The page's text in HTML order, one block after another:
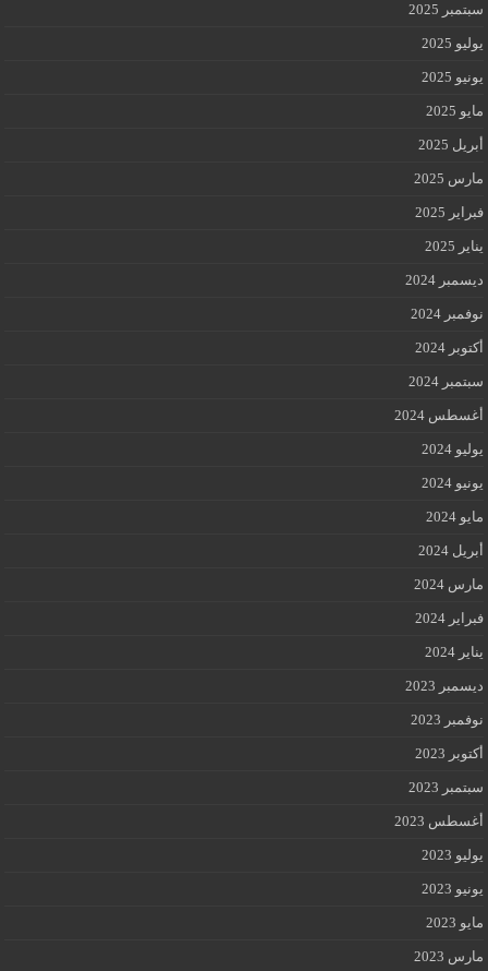
سبتمبر 2025
يوليو 2025
يونيو 2025
مايو 2025
أبريل 2025
مارس 2025
فبراير 2025
يناير 2025
ديسمبر 2024
نوفمبر 2024
أكتوبر 2024
سبتمبر 2024
أغسطس 2024
يوليو 2024
يونيو 2024
مايو 2024
أبريل 2024
مارس 2024
فبراير 2024
يناير 2024
ديسمبر 2023
نوفمبر 2023
أكتوبر 2023
سبتمبر 2023
أغسطس 2023
يوليو 2023
يونيو 2023
مايو 2023
مارس 2023